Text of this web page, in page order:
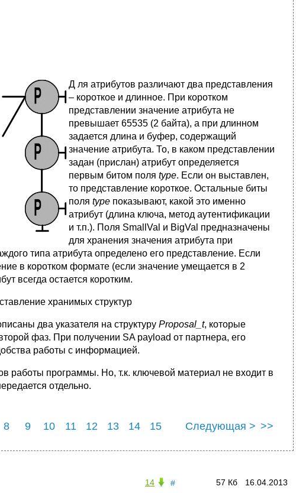
Д ля атрибутов различают два представления
– короткое и длинное. При коротком
представлении значение атрибута не
превышает 65535 (2 байта), а при длинном
задается длина и буфер, содержащий
значение атрибута. То, в каком представлении
задан (прислан) атрибут определяется
первым битом поля type. Если он выставлен,
то представление короткое. Остальные биты
поля type показывают, какой это именно
атрибут (длина ключа, метод аутентификации
и т.п.). Поля SmallVal и BigVal предназначены
для хранения значения атрибута при
типа атрибута определено его представление. Если
в коротком формате (если значение умещается в 2
всегда остается коротким.
хранимых структур
два указателя на структуру Proposal_t, которые
фаз. При получении SA payload от партнера, его
работы с информацией.
работы программы. Но, т.к. ключевой материал не входит в
отдельно.
8 9 10 11 12 13 14
15
Следующая > >>
# 16.04.2013
57 Кб
14